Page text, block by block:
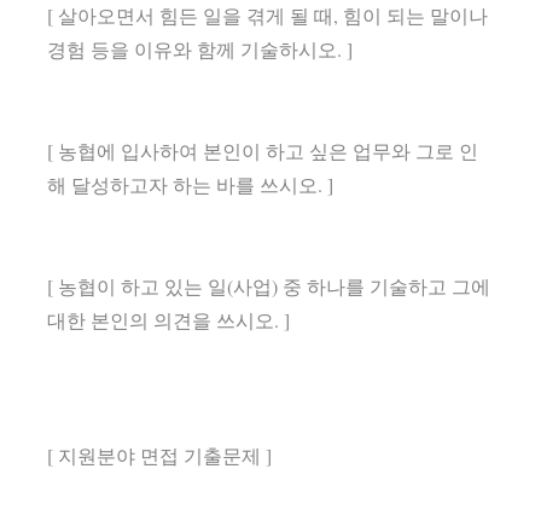
[ 살아오면서 힘든 일을 겪게 될 때, 힘이 되는 말이나
경험 등을 이유와 함께 기술하시오. ]
[ 농협에 입사하여 본인이 하고 싶은 업무와 그로 인
해 달성하고자 하는 바를 쓰시오. ]
[ 농협이 하고 있는 일(사업) 중 하나를 기술하고 그에
대한 본인의 의견을 쓰시오. ]
[ 지원분야 면접 기출문제 ]